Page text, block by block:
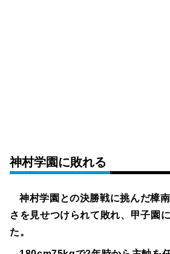
神村学園に敗れる
神村学園との決勝戦に挑んだ樟
さを見せつけられて敗れ、甲子園
た。